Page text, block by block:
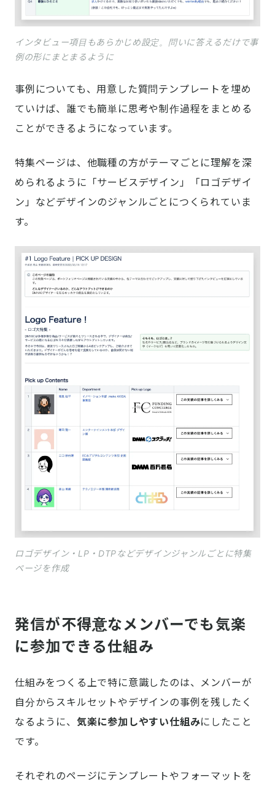
インタビュー項目もあらかじめ設定。問いに答えるだけで事
例の形にまとまるように
事例についても、用意した質問テンプレートを埋め
ていけば、誰でも簡単に思考や制作過程をまとめる
ことができるようになっています。
特集ページは、他職種の方がテーマごとに理解を深
められるように「サービスデザイン」「ロゴデザイ
ン」などデザインのジャンルごとにつくられていま
す。
ロゴデザイン・LP・DTPなどデザインジャンルごとに特集
ページを作成
発信が不得意なメンバーでも気楽
に参加できる仕組み
仕組みをつくる上で特に意識したのは、メンバーが
自分からスキルセットやデザインの事例を残したく
なるように、 気楽に参加しやすい仕組みにしたこと
です。
それぞれのページにテンプレートやフォーマットを